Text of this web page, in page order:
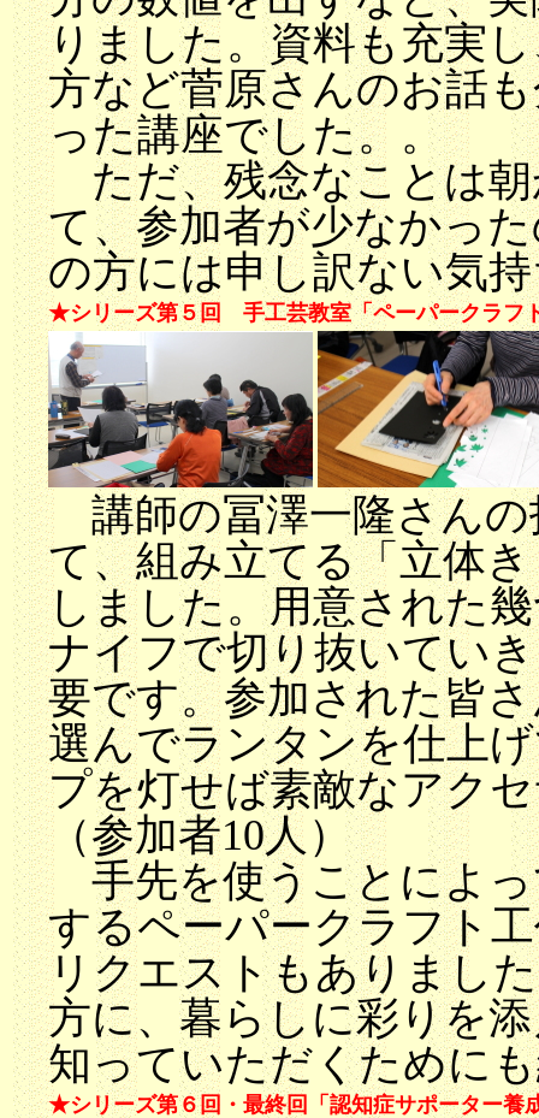
りました。資料も充実
方など菅原さんのお話
った講座でした。。
ただ、残念なことは朝
て、参加者が少なかっ
の方には申し訳ない気
★シリーズ第５回 手工芸教室「ペーパークラ
講師の冨澤一隆さんの
て、組み立てる「立体
しました。用意された
ナイフで切り抜いてい
要です。参加された皆
選んでランタンを仕上
プを灯せば素敵なアク
（参加者10人）
手先を使うことによっ
するペーパークラフト
リクエストもありまし
方に、暮らしに彩りを
知っていただくために
★シリーズ第６回・最終回「認知症サポーター